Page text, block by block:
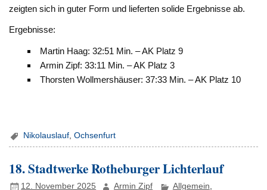
zeigten sich in guter Form und lieferten solide Ergebnisse ab.
Ergebnisse:
Martin Haag: 32:51 Min. – AK Platz 9
Armin Zipf: 33:11 Min. – AK Platz 3
Thorsten Wollmershäuser: 37:33 Min. – AK Platz 10
Nikolauslauf ,Ochsenfurt
18. Stadtwerke Rotheburger Lichterlauf
12. November 2025 Armin Zipf Allgemein,